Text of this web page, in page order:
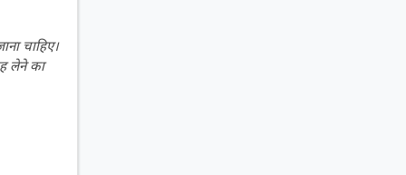
चाहिए।
लेने का